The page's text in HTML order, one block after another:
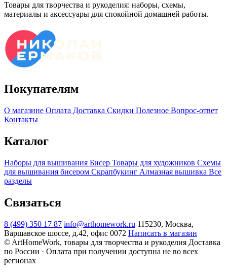
Товары для творчества и рукоделия: наборы, схемы,
материалы и аксессуары для спокойной домашней работы.
Покупателям
О магазине Оплата Доставка Скидки Полезное Вопрос-ответ
Контакты
Каталог
Наборы для вышивания Бисер Товары для художников Схемы
для вышивания бисером Скрапбукинг Алмазная вышивка Все
разделы
Связаться
8 (499) 350 17 87 info@arthomework.ru 115230, Москва,
Варшавское шоссе, д.42, офис 0072 Написать в магазин
© ArtHomeWork, товары для творчества и рукоделия Доставка
по России · Оплата при получении доступна не во всех
регионах